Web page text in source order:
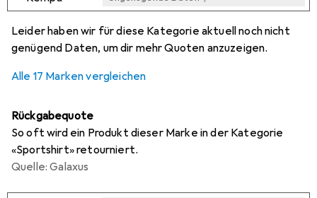
Leider haben wir für diese Kategorie aktuell noch nicht
genügend Daten, um dir mehr Quoten anzuzeigen.
Alle 17 Marken vergleichen
Rückgabequote
So oft wird ein Produkt dieser Marke in der Kategorie
«Sportshirt» retourniert.
Quelle: Galaxus